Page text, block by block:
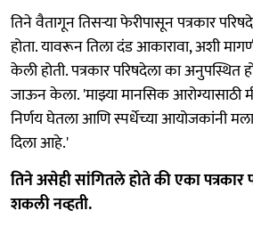
तिने वैतागून तिसऱ्या फेरीपासून पत्रकार
होता. यावरून तिला दंड आकारावा, अशी
केली होती. पत्रकार परिषदेला का अनुपस्थित
जाऊन केला. 'माझ्या मानसिक आरोग्यासाठी
निर्णय घेतला आणि स्पर्धेच्या आयोजकांनी मला
दिला आहे.'
तिने असेही सांगितले होते की एका पत्रकार
शकली नव्हती.